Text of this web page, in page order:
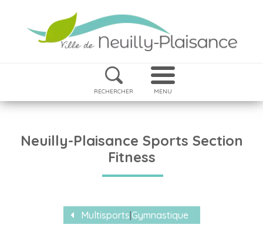
RECHERCHER MENU
Neuilly-Plaisance Sports Section
Fitness
Multisports Gymnastique